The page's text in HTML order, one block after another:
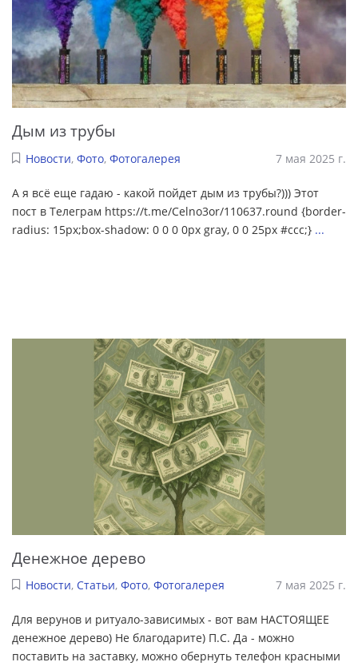
Дым из трубы
Новости, Фото, Фотогалерея 7 мая 2025 г.
А я всё еще гадаю - какой пойдет дым из трубы?))) Этот
пост в Телеграм https://t.me/Celno3or/110637.round {border-
radius: 15px;box-shadow: 0 0 0 0px gray, 0 0 25px #ccc;} ...
Денежное дерево
Новости, Статьи, Фото, Фотогалерея 7 мая 2025 г.
Для верунов и ритуало-зависимых - вот вам НАСТОЯЩЕЕ
денежное дерево) Не благодарите) П.С. Да - можно
поставить на заставку, можно обернуть телефон красными